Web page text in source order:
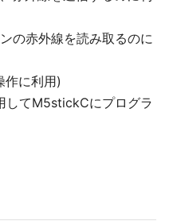
の赤外線を読み取るのに
作に利用)
してM5stickCにプログラ